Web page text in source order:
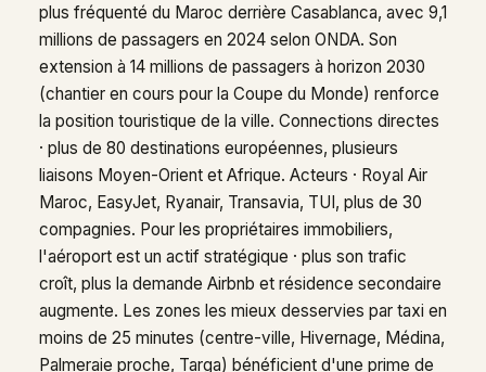
plus fréquenté du Maroc derrière Casablanca, avec 9,1
millions de passagers en 2024 selon ONDA. Son
extension à 14 millions de passagers à horizon 2030
(chantier en cours pour la Coupe du Monde) renforce
la position touristique de la ville. Connections directes
· plus de 80 destinations européennes, plusieurs
liaisons Moyen-Orient et Afrique. Acteurs · Royal Air
Maroc, EasyJet, Ryanair, Transavia, TUI, plus de 30
compagnies. Pour les propriétaires immobiliers,
l'aéroport est un actif stratégique · plus son trafic
croît, plus la demande Airbnb et résidence secondaire
augmente. Les zones les mieux desservies par taxi en
moins de 25 minutes (centre-ville, Hivernage, Médina,
Palmeraie proche, Targa) bénéficient d'une prime de